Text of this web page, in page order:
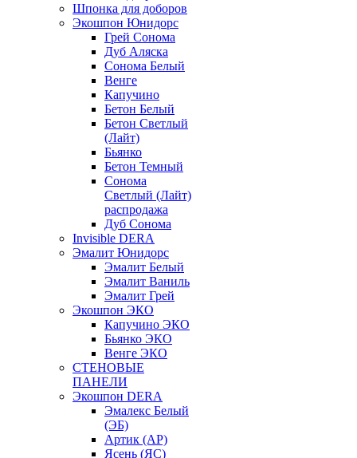
Шпонка для доборов
Экошпон Юнидорс
Грей Сонома
Дуб Аляска
Сонома Белый
Венге
Капучино
Бетон Белый
Бетон Светлый
(Лайт)
Бьянко
Бетон Темный
Сонома
Светлый (Лайт)
распродажа
Дуб Сонома
Invisible DERA
Эмалит Юнидорс
Эмалит Белый
Эмалит Ваниль
Эмалит Грей
Экошпон ЭКО
Капучино ЭКО
Бьянко ЭКО
Венге ЭКО
СТЕНОВЫЕ
ПАНЕЛИ
Экошпон DERA
Эмалекс Белый
(ЭБ)
Артик (АР)
Ясень (ЯС)